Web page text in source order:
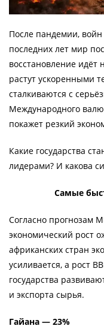
После пандемии,
последних лет мир
восстановление
растут ускоренными
сталкиваются с
Международного
покажет резкий
Какие государства
лидерами? И какова
Самые
Согласно прогнозам
экономический рост
африканских стран
усиливается, а рост
государства
и экспорта сырья.
Гайана — 23%